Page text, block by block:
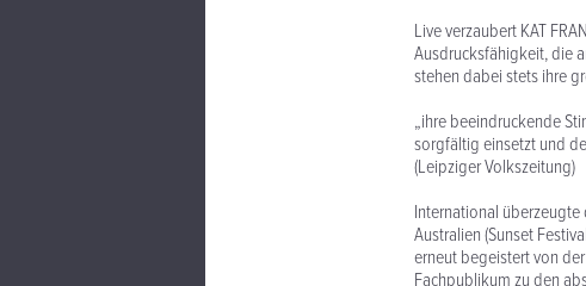
Live verzaubert KAT
Ausdrucksfähigkeit, die
stehen dabei stets ihre
„ihre beeindruckende
sorgfältig einsetzt und
(Leipziger Volkszeitung)
International überzeugte
Australien (Sunset
erneut begeistert von
Fachpublikum zu den